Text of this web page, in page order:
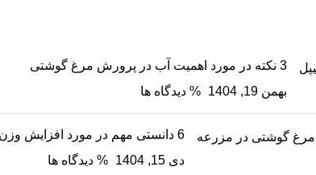
3 نکته در مورد اهمیت آب در پرورش مرغ گوشتی
بهمن 19, 1404
% دیدگاه ها
6 دانستی مهم در مورد افزایش وزن مرغ گوشتی
دی 15, 1404
% دیدگاه ها